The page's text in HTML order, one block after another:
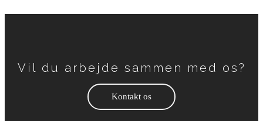
Vil du arbejde sammen med os?
Kontakt os